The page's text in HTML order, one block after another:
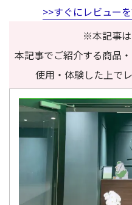
>>すぐにレビュー
※本記事
本記事でご紹介する商品
使用・体験した上で